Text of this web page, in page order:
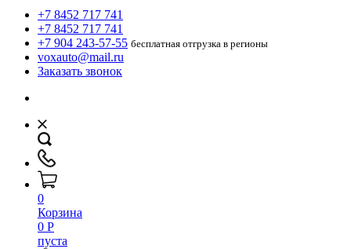
+7 8452 717 741
+7 8452 717 741
+7 904 243-57-55 бесплатная отгрузка в регионы
voxauto@mail.ru
Заказать звонок
0
Корзина
0 Р
пуста